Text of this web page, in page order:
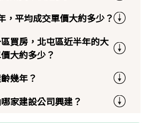
，平均成交單價大約多少？
買房，北屯區近半年的大
大約多少？
幾年？
家建設公司興建？